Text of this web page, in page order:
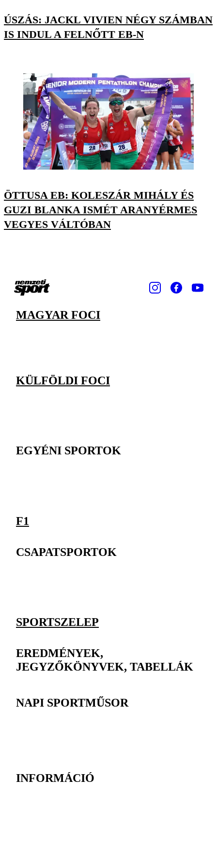
ÚSZÁS: JACKL VIVIEN NÉGY SZÁMBAN
IS INDUL A FELNŐTT EB-N
ÖTTUSA EB: KOLESZÁR MIHÁLY ÉS
GUZI BLANKA ISMÉT ARANYÉRMES
VEGYES VÁLTÓBAN
MAGYAR FOCI
KÜLFÖLDI FOCI
EGYÉNI SPORTOK
F1
CSAPATSPORTOK
SPORTSZELEP
EREDMÉNYEK,
JEGYZŐKÖNYVEK, TABELLÁK
NAPI SPORTMŰSOR
INFORMÁCIÓ